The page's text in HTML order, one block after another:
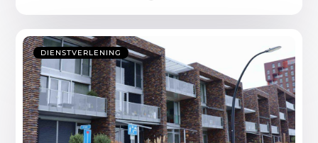
DIENSTVERLENING